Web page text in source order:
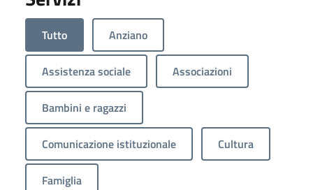
Tutto Anziano
Assistenza sociale Associazioni
Bambini e ragazzi
Comunicazione istituzionale Cultura
Famiglia